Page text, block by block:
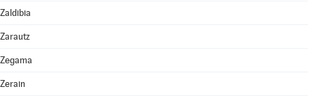
Zaldibia
Zarautz
Zegama
Zerain